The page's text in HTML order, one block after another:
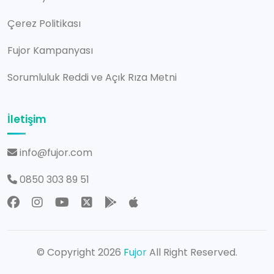
Çerez Politikası
Fujor Kampanyası
Sorumluluk Reddi ve Açık Rıza Metni
İletişim
info@fujor.com
0850 303 89 51
© Copyright 2026 FujorAll Right Reserved.